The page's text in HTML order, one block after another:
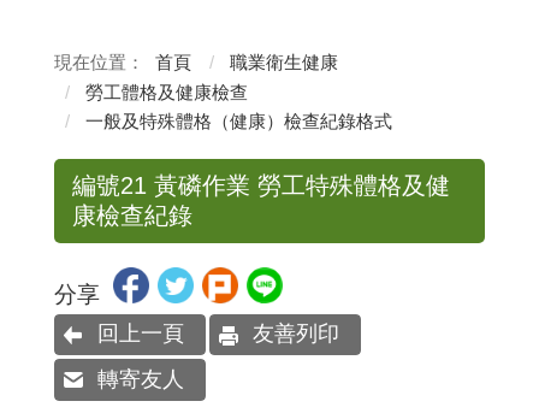
首頁
職業衛生健康
勞工體格及健康檢查
一般及特殊體格（健康）檢查紀錄格式
編號21 黃磷作業 勞工特殊體格及健
康檢查紀錄
分享
回上一頁
友善列印
轉寄友人